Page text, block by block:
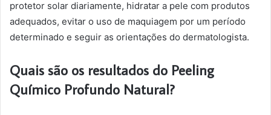
protetor solar diariamente, hidratar a pele com produtos
adequados, evitar o uso de maquiagem por um período
determinado e seguir as orientações do dermatologista.
Quais são os resultados do Peeling
Químico Profundo Natural?